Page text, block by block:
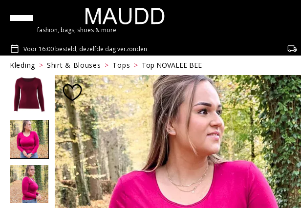
fashion, bags, shoes & more
Voor 16:00 besteld, dezelfde dag verzonden
Kleding Shirt & Blouses Tops
Top NOVALEE BEE